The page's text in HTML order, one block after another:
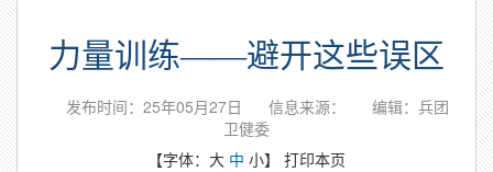
力量训练——避开这些误区
发布时间：25年05月27日 信息来源：
编辑：兵团
卫健委
【字体： 大 中 小】 打印本页